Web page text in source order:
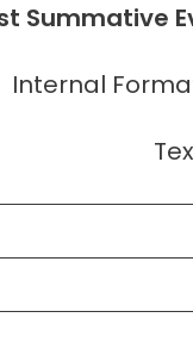
Summative
Internal